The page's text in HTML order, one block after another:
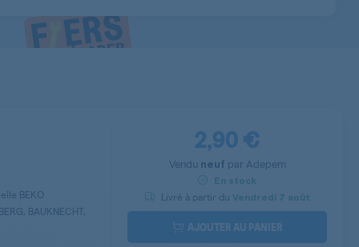
BEKO
BAUKNECHT,
2,90 €
Vendu neuf par Adepem
En stock
Livré à partir du Vendredi 7 août
AJOUTER AU PANIER